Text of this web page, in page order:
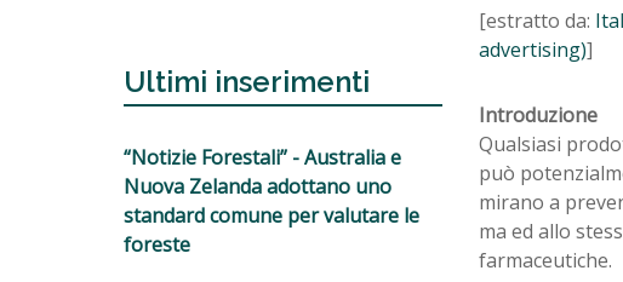
Ultimi inserimenti
“Notizie Forestali” - Australia e
Nuova Zelanda adottano uno
standard comune per valutare le
foreste
[estratto da:
advertising)]
Introduzione
Qualsiasi
può
mirano a
ma ed allo
farmaceutiche.